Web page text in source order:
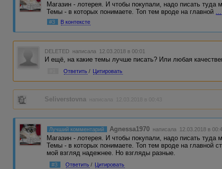
Магазин - лотерея. И чтобы покупали, надо писать туда
Темы - в которых понимаете. Топ тем вроде на главной ...
#3 В контексте
DELETED написала 12.03.2018 в 00:01
И ещё, на какие темы лучше писать? Или любая
Ответить / Цитировать
Seliverstovna написала 12.03.2018 в 00:43
Лучший комментарий Agnessa1970 написала 12.03.2018 в
Магазин - лотерея. И чтобы покупали, надо писать туда
Темы - в которых понимаете. Топ тем вроде на главной
мой взгляд надежнее. Но взгляды разные.
#3 Ответить / Цитировать